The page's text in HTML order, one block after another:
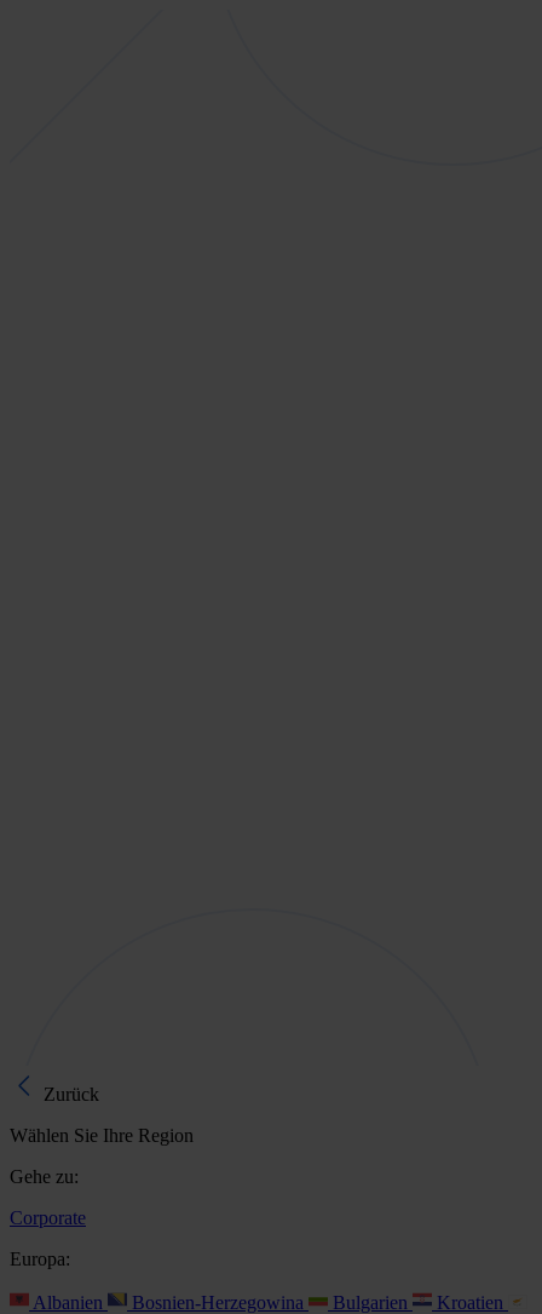
Zurück
Wählen Sie Ihre Region
Gehe zu:
Corporate
Europa:
Albanien Bosnien-Herzegowina Bulgarien
Kroatien